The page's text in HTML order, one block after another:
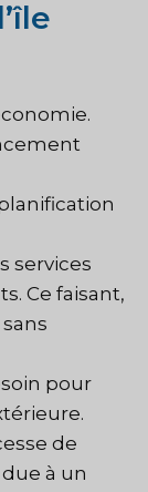
services
Ce faisant,
pour
de
à un